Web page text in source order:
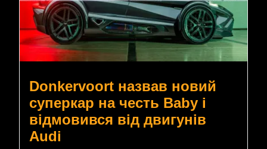
Donkervoort назвав новий
суперкар на честь Baby і
відмовився від двигунів
Audi